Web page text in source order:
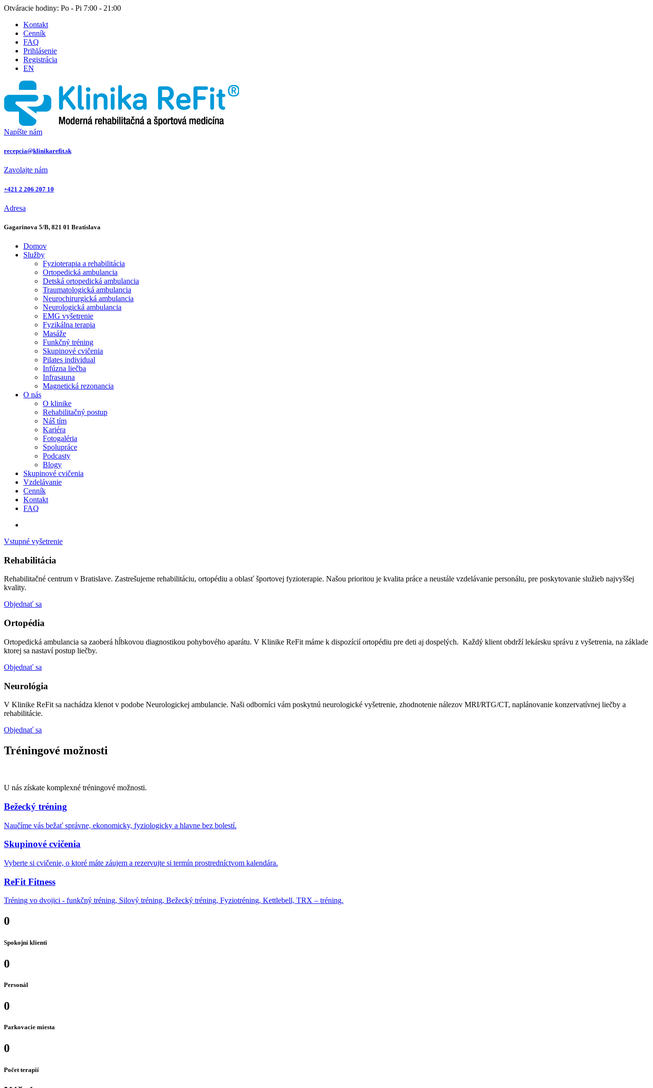
Otváracie hodiny: Po - Pi 7:00 - 21:00
Kontakt
Cenník
FAQ
Prihlásenie
Registrácia
EN
Napíšte nám
recepcia@klinikarefit.sk
Zavolajte nám
+421 2 206 207 10
Adresa
Gagarinova 5/B, 821 01 Bratislava
Domov
Služby
Fyzioterapia a rehabilitácia
Ortopedická ambulancia
Detská ortopedická ambulancia
Traumatologická ambulancia
Neurochirurgická ambulancia
Neurologická ambulancia
EMG vyšetrenie
Fyzikálna terapia
Masáže
Funkčný tréning
Skupinové cvičenia
Pilates individual
Infúzna liečba
Infrasauna
Magnetická rezonancia
O nás
O klinike
Rehabilitačný postup
Náš tím
Kariéra
Fotogaléria
Spolupráce
Podcasty
Blogy
Skupinové cvičenia
Vzdelávanie
Cenník
Kontakt
FAQ
Vstupné vyšetrenie
Rehabilitácia
Rehabilitačné centrum v Bratislave. Zastrešujeme rehabilitáciu, ortopédiu a oblasť športovej fyzioterapie. Našou prioritou je kvalita práce a neustále vzdelávanie personálu, pre poskytovanie služieb najvyššej
kvality.
Objednať sa
Ortopédia
Ortopedická ambulancia sa zaoberá hĺbkovou diagnostikou pohybového aparátu. V Klinike ReFit máme k dispozícií ortopédiu pre deti aj dospelých. Každý klient obdrží lekársku správu z vyšetrenia, na základe
ktorej sa nastaví postup liečby.
Objednať sa
Neurológia
V Klinike ReFit sa nachádza klenot v podobe Neurologickej ambulancie. Naši odborníci vám poskytnú neurologické vyšetrenie, zhodnotenie nálezov MRI/RTG/CT, naplánovanie konzervatívnej liečby a
rehabilitácie.
Objednať sa
Tréningové možnosti
U nás získate komplexné tréningové možnosti.
Bežecký tréning
Naučíme vás bežať správne, ekonomicky, fyziologicky a hlavne bez bolestí.
Skupinové cvičenia
Vyberte si cvičenie, o ktoré máte záujem a rezervujte si termín prostredníctvom kalendára.
ReFit Fitness
Tréning vo dvojici - funkčný tréning, Silový tréning, Bežecký tréning, Fyziotréning, Kettlebell, TRX – tréning.
0
Spokojní klienti
0
Personál
0
Parkovacie miesta
0
Počet terapií